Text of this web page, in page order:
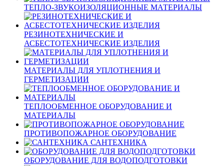
Вход Регистрация
ТЕПЛО-ЗВУКОИЗОЛЯЦИОННЫЕ МАТЕРИАЛЫ
РЕЗИНОТЕХНИЧЕСКИЕ И
АСБЕСТОТЕХНИЧЕСКИЕ ИЗДЕЛИЯ
МАТЕРИАЛЫ ДЛЯ УПЛОТНЕНИЯ И
ГЕРМЕТИЗАЦИИ
ТЕПЛООБМЕННОЕ ОБОРУДОВАНИЕ И
МАТЕРИАЛЫ
ПРОТИВОПОЖАРНОЕ ОБОРУДОВАНИЕ
САНТЕХНИКА
ОБОРУДОВАНИЕ ДЛЯ ВОДОПОДГОТОВКИ